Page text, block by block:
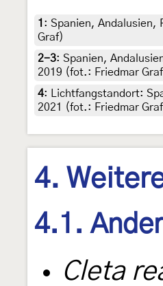
1 : Spanien, Andalusien,
Graf)
2-3: Spanien,
2019 (fot.: Friedmar
4:
Lichtfangstandort:
2021 (fot.: Friedmar
4.
4.1.
Cleta